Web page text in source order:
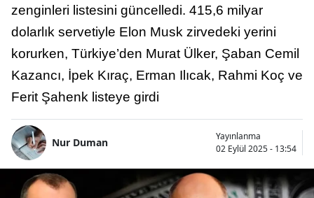
zenginleri listesini güncelledi. 415,6 milyar
dolarlık servetiyle Elon Musk zirvedeki yerini
korurken, Türkiye’den Murat Ülker, Şaban Cemil
Kazancı, İpek Kıraç, Erman Ilıcak, Rahmi Koç ve
Ferit Şahenk listeye girdi
Nur Duman
Yayınlanma
02 Eylül 2025 - 13:54